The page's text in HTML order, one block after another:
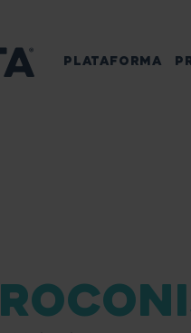
PLATAFORMA